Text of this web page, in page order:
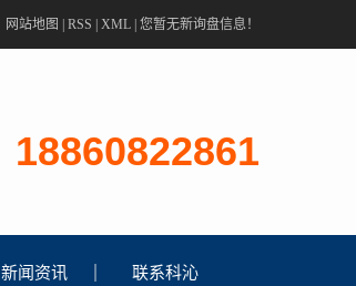
网站地图 RSS XML 您暂无新询盘信息！
18860822861
新闻资讯 联系科沁